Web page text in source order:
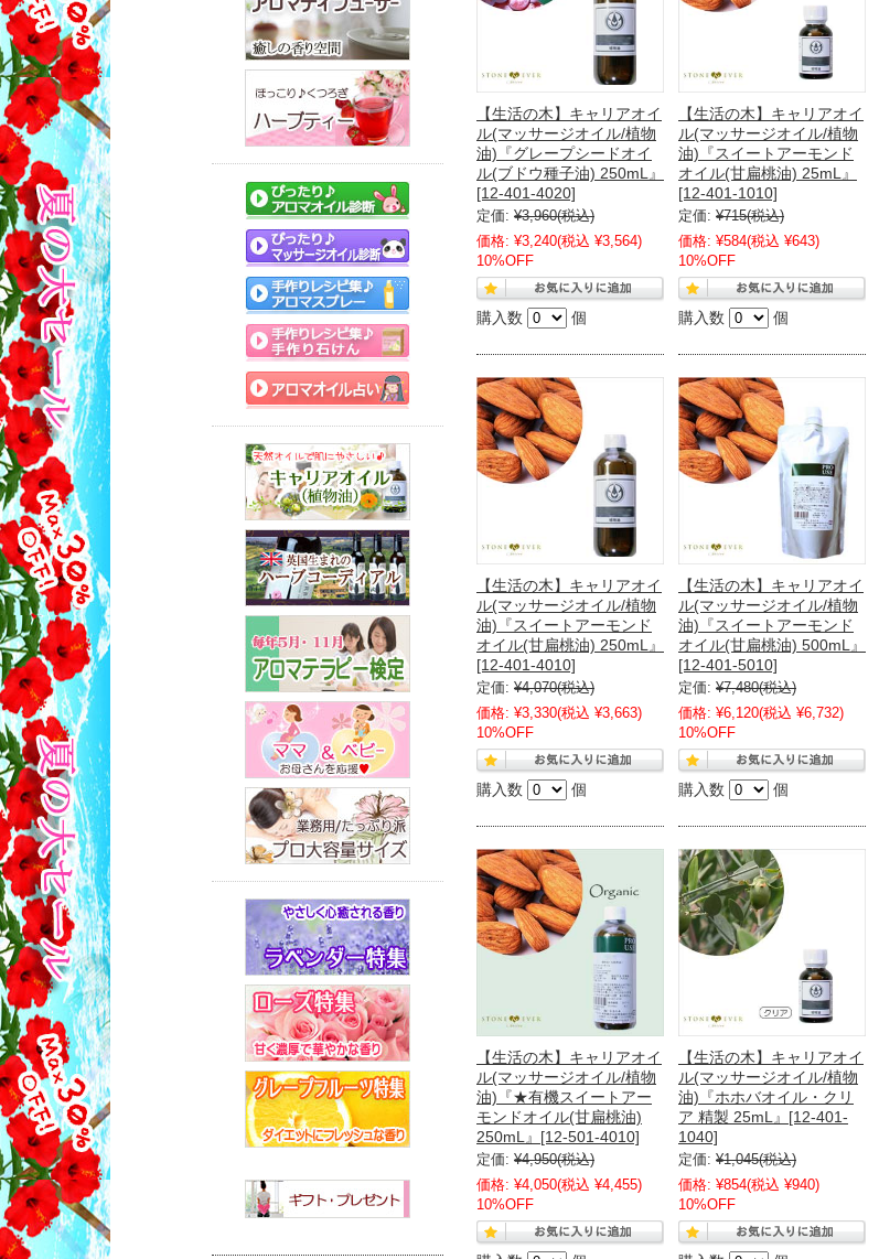
【生活の木】キャリアオイ
ル(マッサージオイル/植物
油)『グレープシードオイ
ル(ブドウ種子油) 250mL』
[12-401-4020]
定価: ¥3,960(税込)
価格: ¥3,240(税込 ¥3,564)
10%OFF
購入数 個
【生活の木】キャリアオイ
ル(マッサージオイル/植物
油)『スイートアーモンド
オイル(甘扁桃油) 25mL』
[12-401-1010]
定価: ¥715(税込)
価格: ¥584(税込 ¥643)
10%OFF
購入数 個
【生活の木】キャリアオイ
ル(マッサージオイル/植物
油)『スイートアーモンド
オイル(甘扁桃油) 250mL』
[12-401-4010]
定価: ¥4,070(税込)
価格: ¥3,330(税込 ¥3,663)
10%OFF
購入数 個
【生活の木】キャリアオイ
ル(マッサージオイル/植物
油)『スイートアーモンド
オイル(甘扁桃油) 500mL』
[12-401-5010]
定価: ¥7,480(税込)
価格: ¥6,120(税込 ¥6,732)
10%OFF
購入数 個
【生活の木】キャリアオイ
ル(マッサージオイル/植物
油)『★有機スイートアー
モンドオイル(甘扁桃油)
250mL』[12-501-4010]
定価: ¥4,950(税込)
価格: ¥4,050(税込 ¥4,455)
10%OFF
【生活の木】キャリアオイ
ル(マッサージオイル/植物
油)『ホホバオイル・クリ
ア 精製 25mL』[12-401-
1040]
定価: ¥1,045(税込)
価格: ¥854(税込 ¥940)
10%OFF